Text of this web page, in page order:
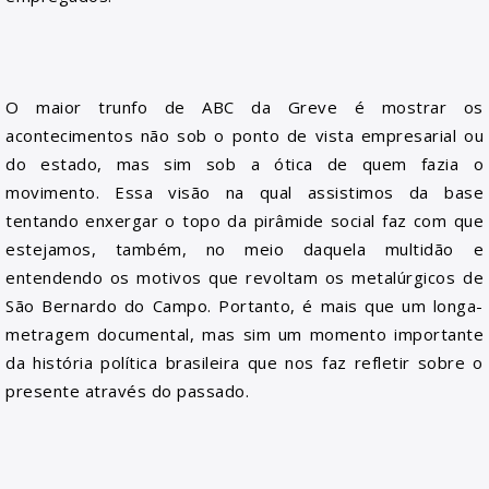
O maior trunfo de ABC da Greve é mostrar os
acontecimentos não sob o ponto de vista empresarial ou
do estado, mas sim sob a ótica de quem fazia o
movimento. Essa visão na qual assistimos da base
tentando enxergar o topo da pirâmide social faz com que
estejamos, também, no meio daquela multidão e
entendendo os motivos que revoltam os metalúrgicos de
São Bernardo do Campo. Portanto, é mais que um longa-
metragem documental, mas sim um momento importante
da história política brasileira que nos faz refletir sobre o
presente através do passado.